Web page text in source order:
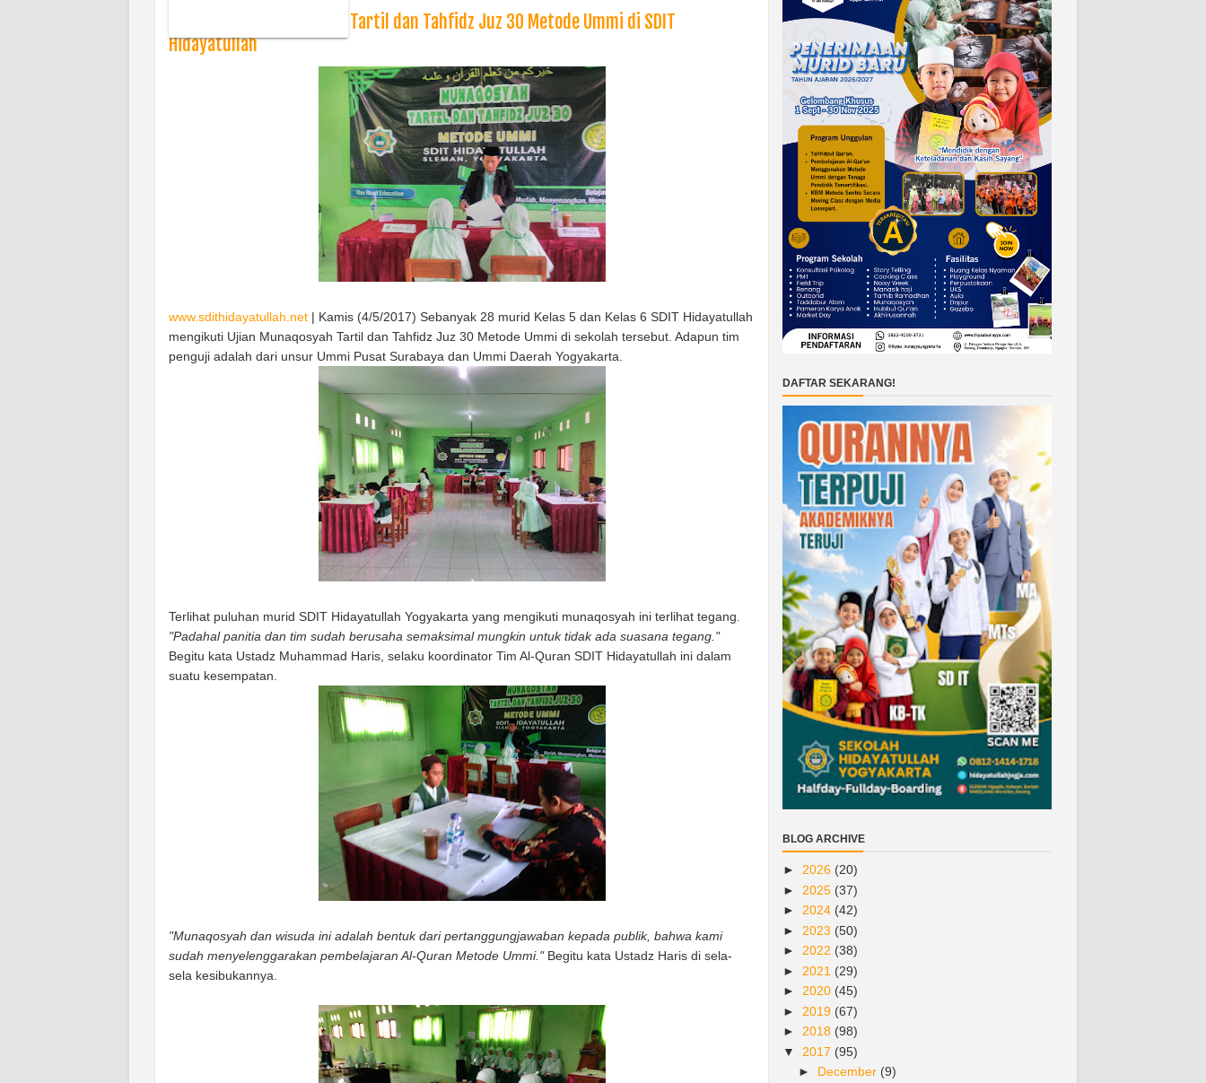
Sukses Ujian Munaqosyah Tartil dan Tahfidz Juz 30 Metode Ummi di SDIT
Hidayatullah
www.sdithidayatullah.net | Kamis (4/5/2017) Sebanyak 28 murid Kelas 5 dan Kelas 6 SDIT Hidayatullah
mengikuti Ujian Munaqosyah Tartil dan Tahfidz Juz 30 Metode Ummi di sekolah tersebut. Adapun tim
penguji adalah dari unsur Ummi Pusat Surabaya dan Ummi Daerah Yogyakarta.
Terlihat puluhan murid SDIT Hidayatullah Yogyakarta yang mengikuti munaqosyah ini terlihat tegang.
"Padahal panitia dan tim sudah berusaha semaksimal mungkin untuk tidak ada suasana tegang."
Begitu kata Ustadz Muhammad Haris, selaku koordinator Tim Al-Quran SDIT Hidayatullah ini dalam
suatu kesempatan.
"Munaqosyah dan wisuda ini adalah bentuk dari pertanggungjawaban kepada publik, bahwa kami
sudah menyelenggarakan pembelajaran Al-Quran Metode Ummi."Begitu kata Ustadz Haris di sela-
sela kesibukannya.
DAFTAR SEKARANG!
BLOG ARCHIVE
► 2026 (20)
► 2025 (37)
► 2024 (42)
► 2023 (50)
► 2022 (38)
► 2021 (29)
► 2020 (45)
► 2019 (67)
► 2018 (98)
▼ 2017 (95)
► December (9)